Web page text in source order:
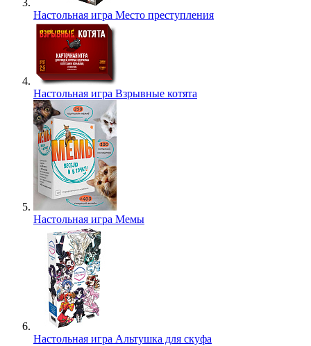
Настольная игра Место преступления
Настольная игра Взрывные котята
Настольная игра Мемы
Настольная игра Альтушка для скуфа